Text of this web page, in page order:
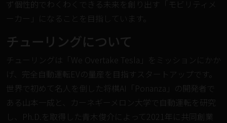
ず個性的でわくわくできる未来を創り出す「モビリティメ
ーカー」になることを目指しています。
︎チューリングについて
チューリングは「We Overtake Tesla」をミッションにかか
げ、完全⾃動運転EVの量産を⽬指すスタートアップです。
世界で初めて名人を倒した将棋AI「Ponanza」の開発者で
ある⼭本⼀成と、カーネギーメロン⼤学で自動運転を研究
し、Ph.D.を取得した⻘⽊俊介によって2021年に共同創業